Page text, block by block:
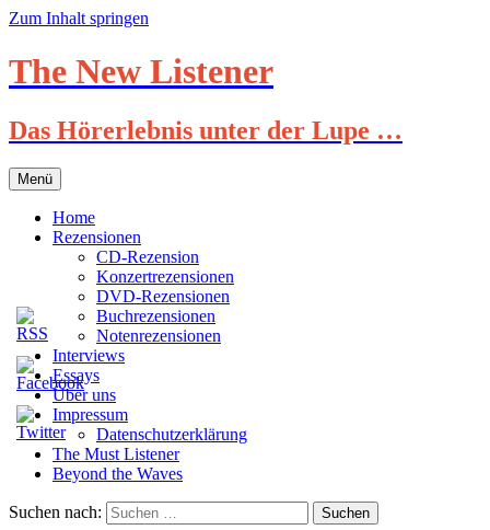
Zum Inhalt springen
The New Listener
Das Hörerlebnis unter der Lupe …
Menü
Home
Rezensionen
CD-Rezension
Konzertrezensionen
DVD-Rezensionen
Buchrezensionen
Notenrezensionen
Interviews
Essays
Über uns
Impressum
Datenschutzerklärung
The Must Listener
Beyond the Waves
Suchen nach: